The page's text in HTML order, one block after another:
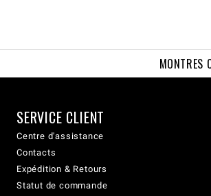
MONTRES
SERVICE CLIENT
Centre d'assistance
Contacts
Expédition & Retours
Statut de commande